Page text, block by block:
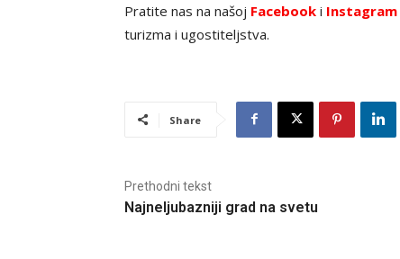
Pratite nas na našoj Facebook i Instagram
turizma i ugostiteljstva.
Share
Prethodni tekst
Najneljubazniji grad na svetu